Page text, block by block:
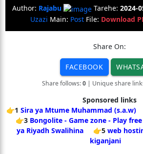
Author: Rajabu Tarehe: 2024-
Uzazi Main: Post File: Download
Share On:
FACEBOOK
Share follows:0| Unique share
Sponsored links
👉1 Sira ya Mtume Muhammad (s.a.w)
👉3 Bongolite - Game zone - Play
ya Riyadh Swalihina
👉5 web
kiganjani